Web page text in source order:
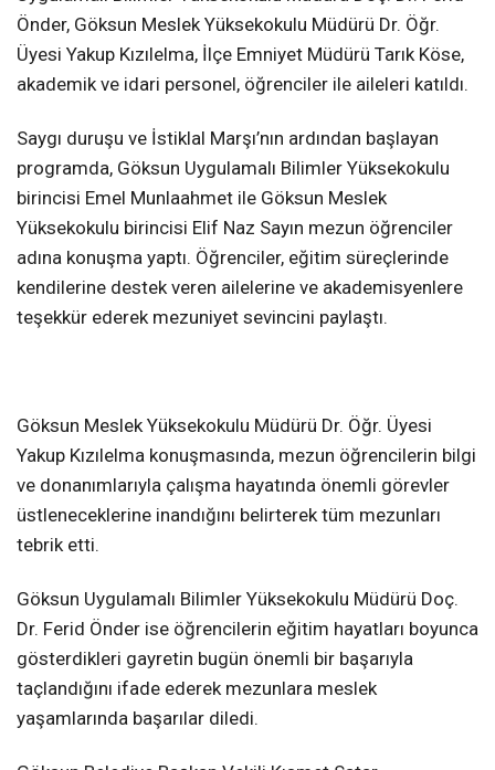
Önder, Göksun Meslek Yüksekokulu Müdürü Dr. Öğr.
Üyesi Yakup Kızılelma, İlçe Emniyet Müdürü Tarık Köse,
akademik ve idari personel, öğrenciler ile aileleri katıldı.
Saygı duruşu ve İstiklal Marşı’nın ardından başlayan
programda, Göksun Uygulamalı Bilimler Yüksekokulu
birincisi Emel Munlaahmet ile Göksun Meslek
Yüksekokulu birincisi Elif Naz Sayın mezun öğrenciler
adına konuşma yaptı. Öğrenciler, eğitim süreçlerinde
kendilerine destek veren ailelerine ve akademisyenlere
teşekkür ederek mezuniyet sevincini paylaştı.
Göksun Meslek Yüksekokulu Müdürü Dr. Öğr. Üyesi
Yakup Kızılelma konuşmasında, mezun öğrencilerin bilgi
ve donanımlarıyla çalışma hayatında önemli görevler
üstleneceklerine inandığını belirterek tüm mezunları
tebrik etti.
Göksun Uygulamalı Bilimler Yüksekokulu Müdürü Doç.
Dr. Ferid Önder ise öğrencilerin eğitim hayatları boyunca
gösterdikleri gayretin bugün önemli bir başarıyla
taçlandığını ifade ederek mezunlara meslek
yaşamlarında başarılar diledi.